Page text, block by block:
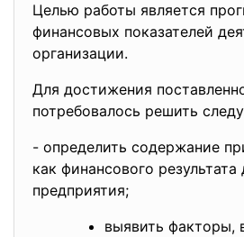
Целью работы является
финансовых показателей
организации.
Для достижения
потребовалось решить
- определить содержание
как финансового результата
предприятия;
выявить факторы,